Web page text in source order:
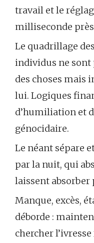
travail et le
milliseconde
Le quadrillage
individus ne sont
des choses mais
lui. Logiques
d’humiliation et
génocidaire.
Le néant sépare
par la nuit, qui
laissent absorber
Manque, excès,
déborde :
chercher